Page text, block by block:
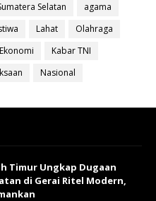
Selatan
agama
Lahat
Olahraga
Ekonomi
Kabar TNI
Nasional
Timur Ungkap Dugaan
di Gerai Ritel Modern,